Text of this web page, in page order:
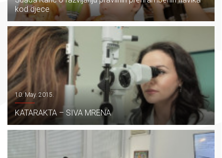
kod djece
10. May. 2015.
KATARAKTA – SIVA MRENA